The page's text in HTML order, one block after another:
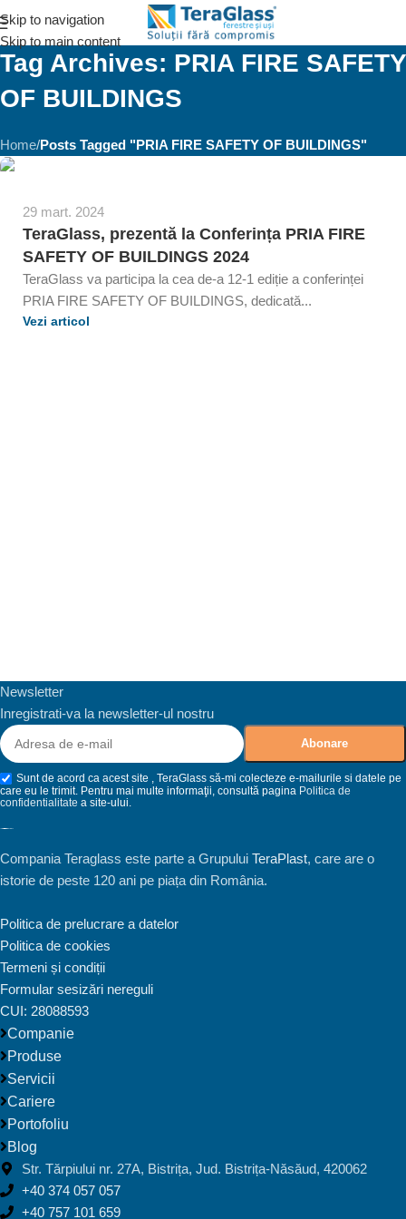
Skip to navigation
Skip to main content
Tag Archives: PRIA FIRE SAFETY
OF BUILDINGS
Home/Posts Tagged "PRIA FIRE SAFETY OF BUILDINGS"
29 mart. 2024
TeraGlass, prezentă la Conferința PRIA FIRE
SAFETY OF BUILDINGS 2024
TeraGlass va participa la cea de-a 12-1 ediție a conferinței
PRIA FIRE SAFETY OF BUILDINGS, dedicată...
Vezi articol
Newsletter
Inregistrati-va la newsletter-ul nostru
Sunt de acord ca acest site , TeraGlass să-mi colecteze e-mailurile si datele pe
care eu le trimit. Pentru mai multe informaţii, consultă pagina Politica de
confidentialitate a site-ului.
Compania Teraglass este parte a Grupului TeraPlast, care are o
istorie de peste 120 ani pe piața din România.
Politica de prelucrare a datelor
Politica de cookies
Termeni și condiții
Formular sesizări nereguli
CUI: 28088593
Companie
Produse
Servicii
Cariere
Portofoliu
Blog
Str. Tărpiului nr. 27A, Bistrița, Jud. Bistrița-Năsăud, 420062
+40 374 057 057
+40 757 101 659